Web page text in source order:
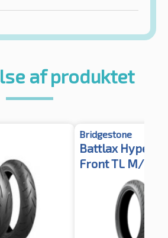
af produktet
Bridgestone
Battlax
Front TL M/C